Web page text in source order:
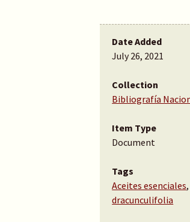
Date Added
July 26, 2021
Collection
Bibliografía
Item Type
Document
Tags
Aceites esenciales,
dracunculifolia